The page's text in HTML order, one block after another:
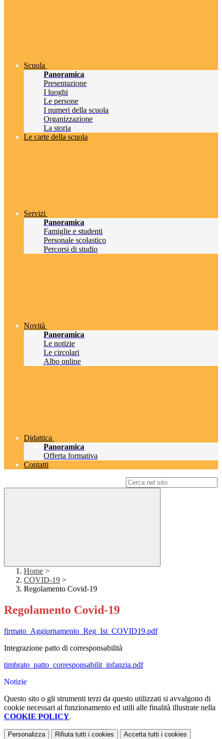
Scuola
Panoramica
Presentazione
I luoghi
Le persone
I numeri della scuola
Organizzazione
La storia
Le carte della scuola
Servizi
Panoramica
Famiglie e studenti
Personale scolastico
Percorsi di studio
Novità
Panoramica
Le notizie
Le circolari
Albo online
Didattica
Panoramica
Offerta formativa
Contatti
Home >
COVID-19 >
Regolamento Covid-19
Regolamento Covid-19
firmato_Aggiornamento_Reg_Ist_COVID19.pdf
Integrazione patto di corresponsabilità
timbrato_patto_corresponsabilit_infanzia.pdf
Notizie
Questo sito o gli strumenti terzi da questo utilizzati si avvalgono di
cookie necessari al funzionamento ed utili alle finalità illustrate nella
COOKIE POLICY.
Personalizza Rifiuta tutti i cookies Accetta tutti i cookies